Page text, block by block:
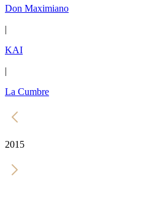
Don Maximiano
|
KAI
|
La Cumbre
2015